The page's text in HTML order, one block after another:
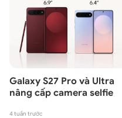
Galaxy S27 Pro và Ultra
nâng cấp camera selfie
4 tuần trước